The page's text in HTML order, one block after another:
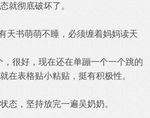
就彻底破坏了。
天书萌萌不睡，必须缠着妈妈读天
，很好，现在还在单蹦一个一个跳的
在表格贴小粘贴，挺有积极性。
态，坚持放完一遍吴奶奶。